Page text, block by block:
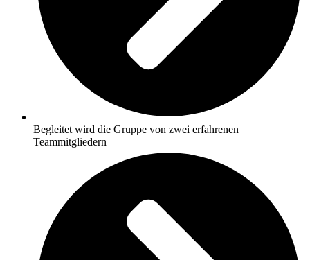
Begleitet wird die Gruppe von zwei erfahrenen
Teammitgliedern